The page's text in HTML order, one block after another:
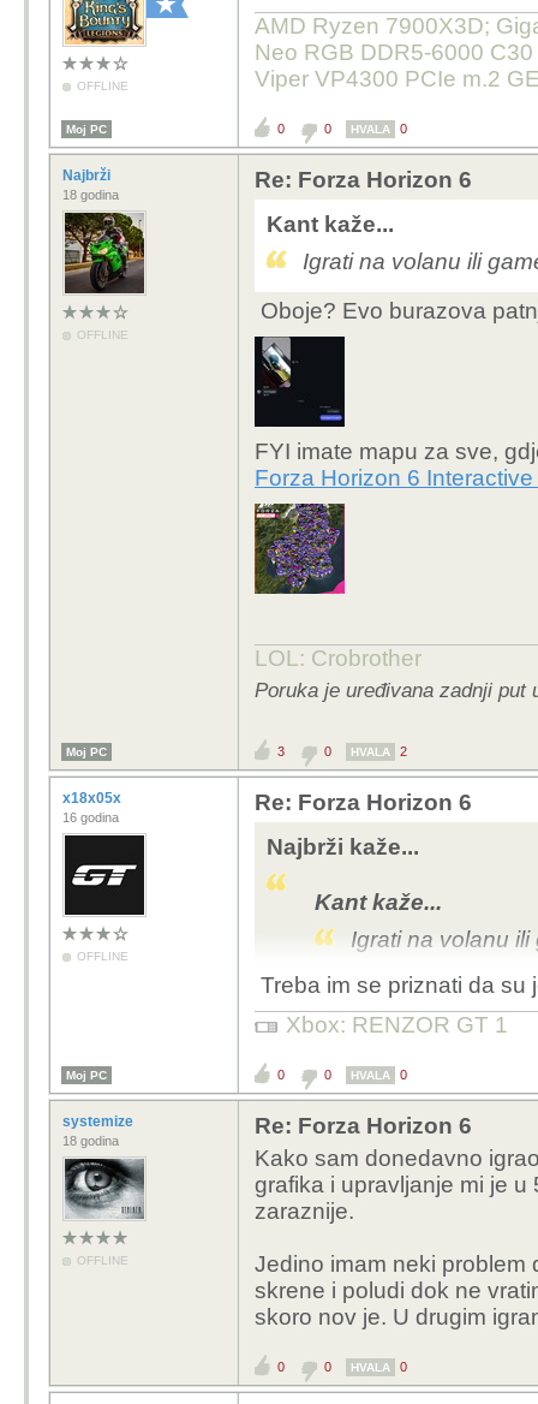
OFFLINE
AMD Ryzen 7900X3D;
Neo RGB DDR5-6000
Viper VP4300 PCIe m.2
Moj PC 0 0 HVALA 0
Najbrži
18 godina
OFFLINE
Re: Forza Horizon 6
Kant kaže...
Igrati na volanu ili
Oboje? Evo burazova
FYI imate mapu za sve,
Forza Horizon 6
LOL: Crobrother
Poruka je uređivana zadnji put
Moj PC 3 0 HVALA 2
x18x05x
16 godina
OFFLINE
Re: Forza Horizon 6
Najbrži kaže...
Kant kaže...
Igrati na volanu
Oboje? Evo
nalazi:
Treba im se priznati da su
Xbox: RENZOR GT 1
Moj PC 0 0 HVALA 0
systemize
18 godina
OFFLINE
Re: Forza Horizon 6
Kako sam donedavno
grafika i upravljanje mi je
zaraznije.
Jedino imam neki problem
skrene i poludi dok ne
skoro nov je. U drugim
0 0 HVALA 0